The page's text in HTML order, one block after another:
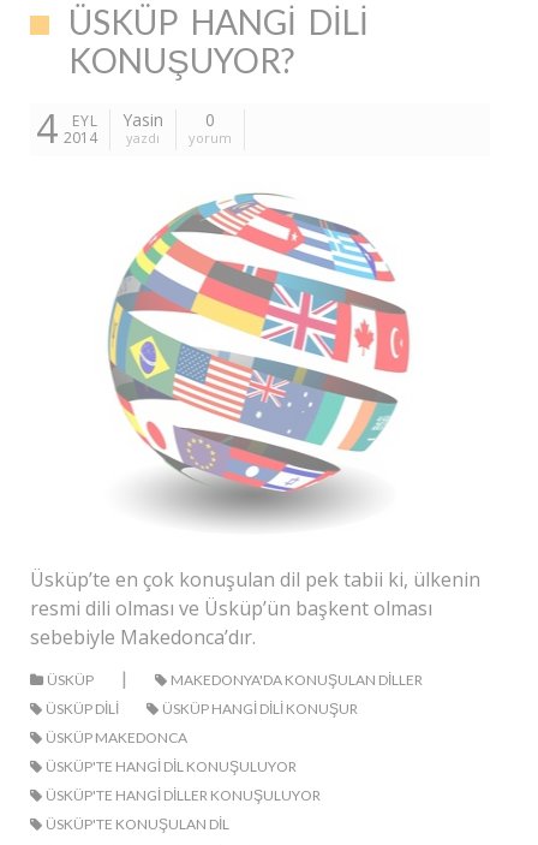
ÜSKÜP HANGI DILI
KONUŞUYOR?
4
EYL
2014
Yasin
yazdı
0
yorum
Üsküp’te en çok konuşulan dil pek tabii ki, ülkenin
resmi dili olması ve Üsküp’ün başkent olması
sebebiyle Makedonca’dır.
ÜSKÜP |
MAKEDONYA'DA KONUŞULAN DILLER
ÜSKÜP DILI
ÜSKÜP HANGI DILI KONUŞUR
ÜSKÜP MAKEDONCA
ÜSKÜP'TE HANGI DIL KONUŞULUYOR
ÜSKÜP'TE HANGI DILLER KONUŞULUYOR
ÜSKÜP'TE KONUŞULAN DIL